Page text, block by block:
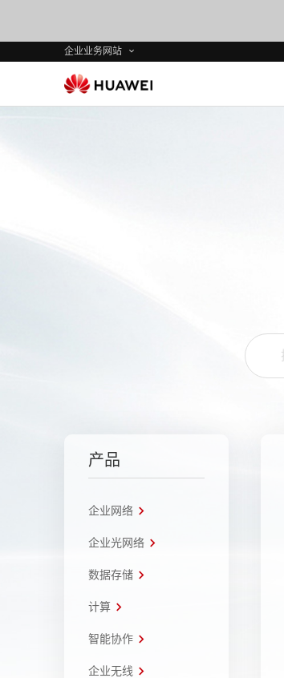
企业业务网站
产品
企业网络
企业光网络
数据存储
计算
智能协作
企业无线